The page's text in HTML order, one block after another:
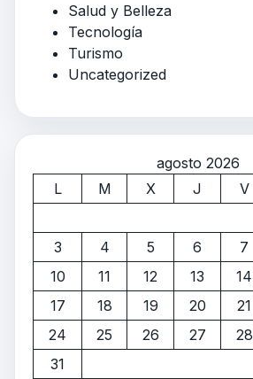
Salud y Belleza
Tecnología
Turismo
Uncategorized
agosto 2026
L
M X J V
3
4 5 6 7
10
11 12 13 14
17
18 19 20 21
24
25 26 27 28
31